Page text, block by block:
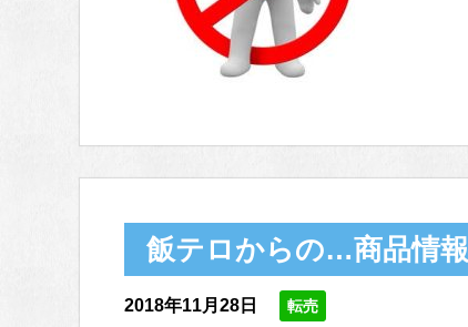
飯テロからの…商品情報
2018年11月28日 転売